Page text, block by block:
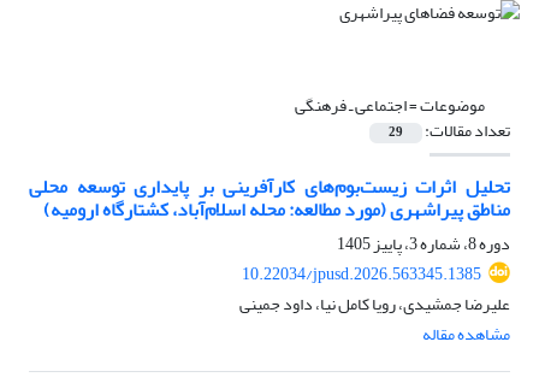
موضوعات =اجتماعی ـ فرهنگی
تعداد مقالات: 29
تحلیل اثرات زیست‌بوم‌های کارآفرینی بر پایداری توسعه محلی
مناطق پیراشهری (مورد مطالعه: محله اسلام‌آباد، کشتارگاه ارومیه)
دوره 8، شماره 3، پاییز 1405
10.22034/jpusd.2026.563345.1385
علیرضا جمشیدی، رویا کامل نیا، داود جمینی
مشاهده مقاله